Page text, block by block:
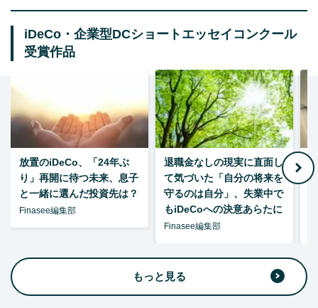
iDeCo・企業型DCショートエッセイコンクール
受賞作品
放置のiDeCo、「24年ぶ
り」再開に待つ未来、息子
と一緒に選んだ投資先は？
Finasee編集部
退職金なしの現実に直面し
て気づいた「自分の将来を
守るのは自分」、失業中で
もiDeCoへの決意あらたに
Finasee編集部
もっと見る